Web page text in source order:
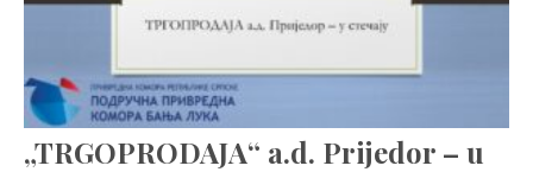
„TRGOPRODAJA“ a.d. Prijedor – u